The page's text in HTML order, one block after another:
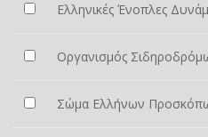
Ελληνικές Ένοπλες
Οργανισμός
Σώμα Ελλήνων